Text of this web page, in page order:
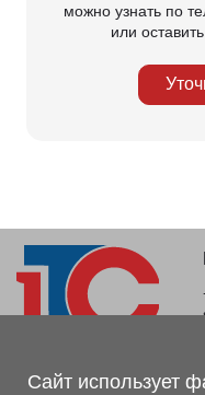
можно узнать по
или
Магазин, склад
Сайт использует